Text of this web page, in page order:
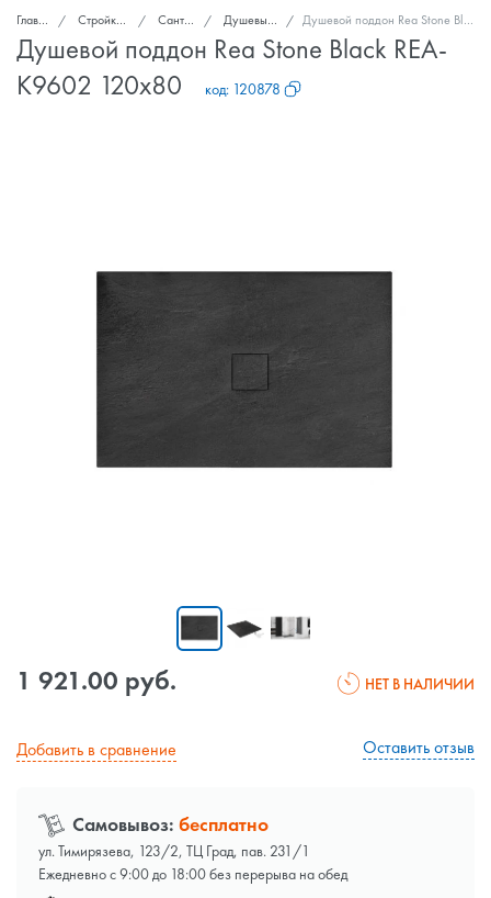
Главная Стройка и ремонт Сантехника Душевые поддоны Душевой поддон Rea Stone Black REA-K9602 120x80
Душевой поддон Rea Stone Black REA-
K9602 120x80
код: 120878
1 921.00 руб. НЕТ В НАЛИЧИИ
Добавить в сравнение Оставить отзыв
Самовывоз: бесплатно
ул. Тимирязева, 123/2, ТЦ Град, пав. 231/1
Ежедневно с 9:00 до 18:00 без перерыва на обед